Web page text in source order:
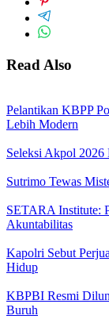
Read Also
Pelantikan KBPP
Lebih Modern
Seleksi Akpol 2026
Sutrimo Tewas
SETARA Institute:
Akuntabilitas
Kapolri Sebut
Hidup
KBPBI Resmi
Buruh